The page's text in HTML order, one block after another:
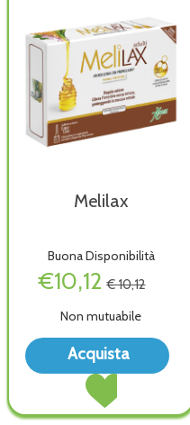
Melilax
Buona Disponibilità
€10,12 € 10,12
Non mutuabile
Acquista
Acquista Melilax al